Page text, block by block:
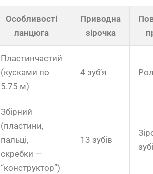
Особливості
ланцюга
Приводна
зірочка
Пластинчастий
(кусками по
5.75 м)
4 зуб’я
Збірний
(пластини,
пальці,
скребки —
“конструктор”)
13 зубів